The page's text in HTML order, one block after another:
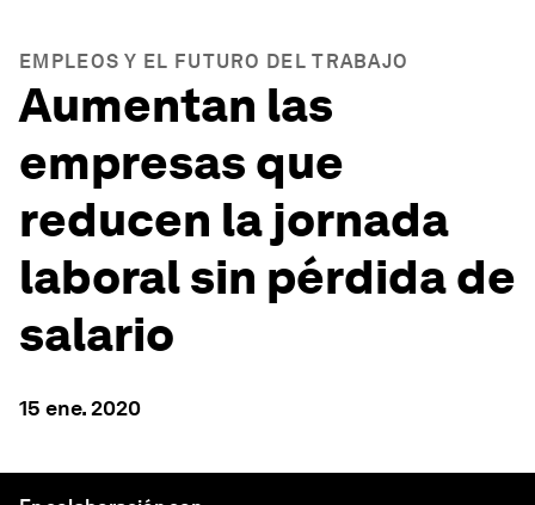
EMPLEOS Y EL FUTURO DEL TRABAJO
Aumentan las
empresas que
reducen la jornada
laboral sin pérdida de
salario
15 ene. 2020